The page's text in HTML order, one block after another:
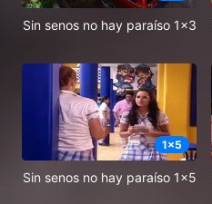
Sin senos no hay paraíso 1x3
1x5
Sin senos no hay paraíso 1x5